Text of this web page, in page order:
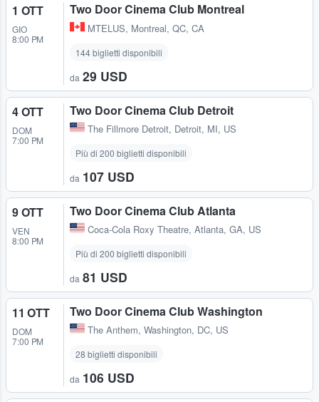
1 OTT
GIO
8:00 PM
Two Door Cinema Club Montreal
MTELUS, Montreal, QC, CA
144 biglietti disponibili
da 29 USD
4 OTT
DOM
7:00 PM
Two Door Cinema Club Detroit
The Fillmore Detroit, Detroit, MI, US
Più di 200 biglietti disponibili
da 107 USD
9 OTT
VEN
8:00 PM
Two Door Cinema Club Atlanta
Coca-Cola Roxy Theatre, Atlanta, GA, US
Più di 200 biglietti disponibili
da 81 USD
11 OTT
DOM
7:00 PM
Two Door Cinema Club Washington
The Anthem, Washington, DC, US
28 biglietti disponibili
da 106 USD